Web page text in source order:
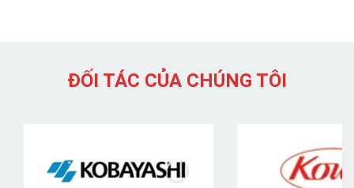
ĐỐI TÁC CỦA CHÚNG TÔI